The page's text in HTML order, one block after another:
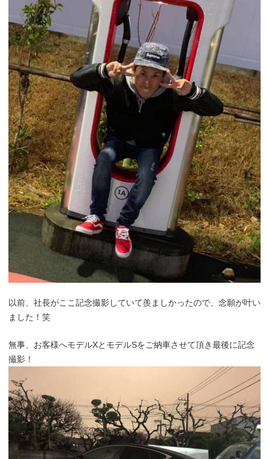
以前、社長がここ記念撮影していて羨ましかったので、念願が叶い
ました！笑
無事、お客様へモデルXとモデルSをご納車させて頂き最後に記念
撮影！